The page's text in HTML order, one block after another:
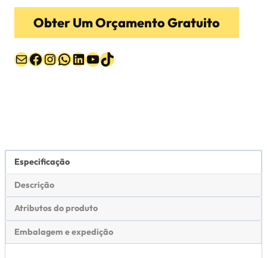
Obter Um Orçamento Gratuito
Correio
Facebook
Instagram
WhatsApp
LinkedIn
YouTube
TikTok
Especificação
Descrição
Atributos do produto
Embalagem e expedição